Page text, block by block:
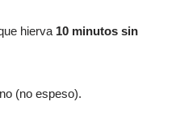
hierva 10 minutos sin
(no espeso).